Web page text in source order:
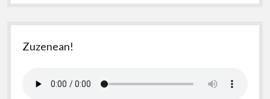
Zuzenean!